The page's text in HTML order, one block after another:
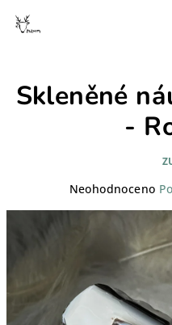
Skleněné
-
Průměrné
hvězdiček.
Neohodnoceno